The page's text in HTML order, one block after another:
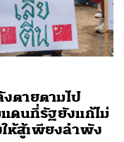
ตายตามไป
ดนที่รัฐยังแก้ไม่
ห้สู้เพียงลำพัง